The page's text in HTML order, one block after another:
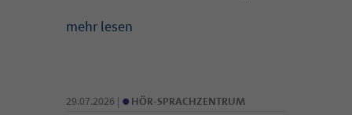
mehr lesen
29.07.2026 | • HÖR-SPRACHZENTRUM